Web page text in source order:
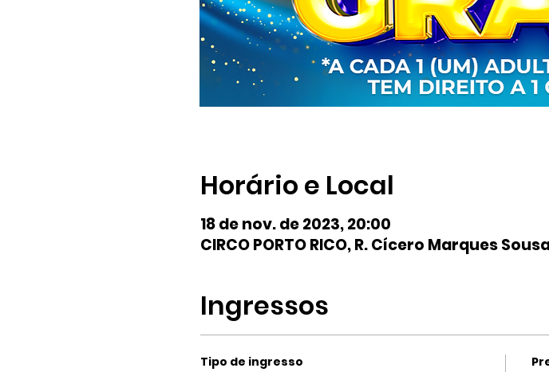
Horário e Local
18 de nov. de 2023, 20:00
CIRCO PORTO RICO, R. Cícero Marques
Ingressos
Tipo de ingresso